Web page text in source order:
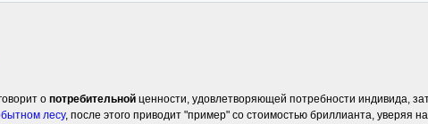
о потребительной ценности, удовлетворяющей потребности индивида,
лесу, после этого приводит "пример" со стоимостью бриллианта, уверяя